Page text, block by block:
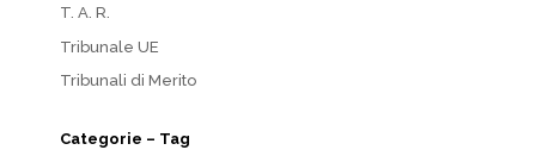
T. A. R.
Tribunale UE
Tribunali di Merito
Categorie – Tag